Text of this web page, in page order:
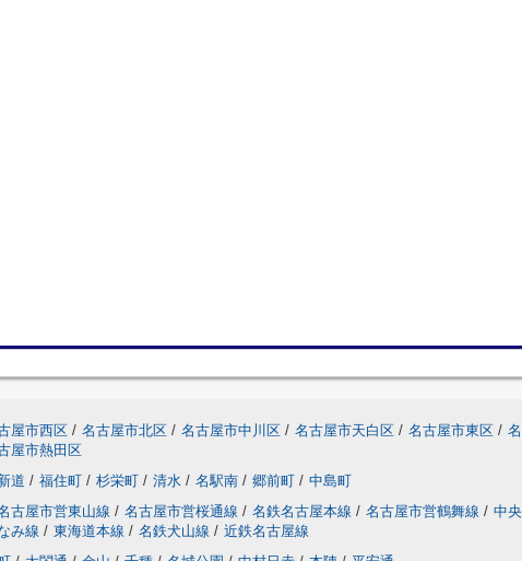
屋市西区 / 名古屋市北区 / 名古屋市中川区 / 名古屋市天白区 / 名古屋市東区 /
屋市熱田区
道 / 福住町 / 杉栄町 / 清水 / 名駅南 / 郷前町 / 中島町
古屋市営東山線 / 名古屋市営桜通線 / 名鉄名古屋本線 / 名古屋市営鶴舞線 / 中
み線 / 東海道本線 / 名鉄犬山線 / 近鉄名古屋線